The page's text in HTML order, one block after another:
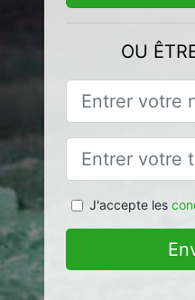
OU
J'accepte les